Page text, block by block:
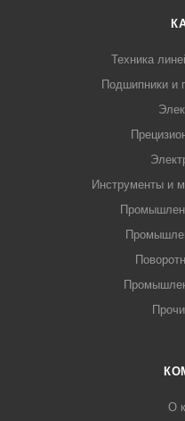
Техника
Подшипники и
Инструменты и
О